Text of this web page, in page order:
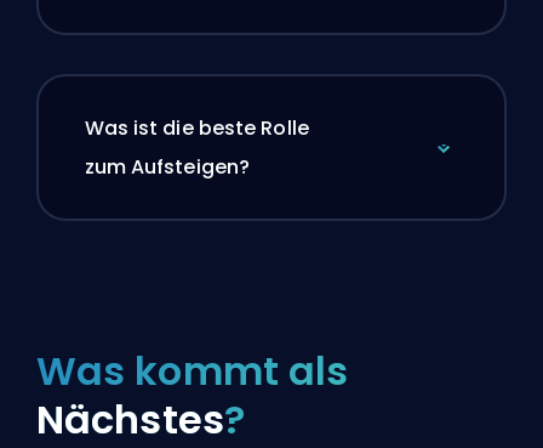
Was ist die beste Rolle
zum Aufsteigen?
Was kommt als
Nächstes?